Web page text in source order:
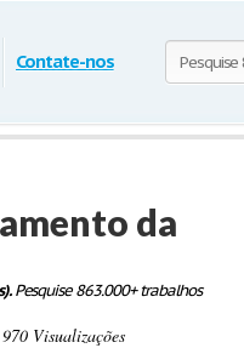
Contate-nos
da
Pesquise 863.000+ trabalhos
Visualizações